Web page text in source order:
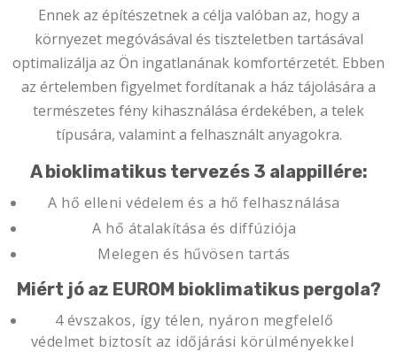
Ennek az építészetnek a célja valóban az, hogy a
környezet megóvásával és tiszteletben tartásával
optimalizálja az Ön ingatlanának komfortérzetét. Ebben
az értelemben figyelmet fordítanak a ház tájolására a
természetes fény kihasználása érdekében, a telek
típusára, valamint a felhasznált anyagokra.
A bioklimatikus tervezés 3 alappillére:
A hő elleni védelem és a hő felhasználása
A hő átalakítása és diffúziója
Melegen és hűvösen tartás
Miért jó az EUROM bioklimatikus pergola?
4 évszakos, így télen, nyáron megfelelő
védelmet biztosít az időjárási körülményekkel